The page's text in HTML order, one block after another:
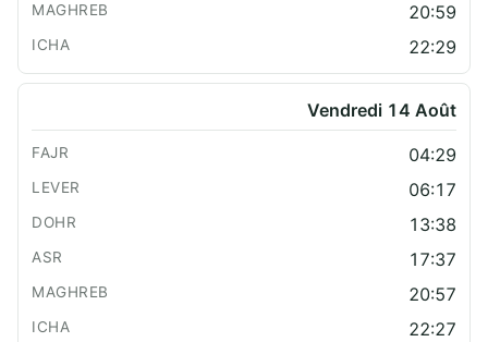
20:59
22:29
Vendredi 14 Août
04:29
06:17
13:38
17:37
20:57
22:27